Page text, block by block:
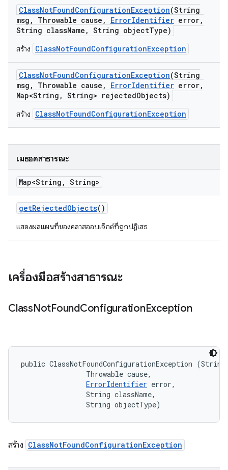
ClassNotFoundConfigurationException(String
msg , Throwable cause , ErrorIdentifier error,
String className , String objectType)
สร้าง ClassNotFoundConfigurationException
ClassNotFoundConfigurationException(String
msg , Throwable cause , ErrorIdentifier error,
Map<String , String> rejectedObjects)
สร้าง ClassNotFoundConfigurationException
เมธอดสาธารณะ
Map<String , String>
getRejectedObjects()
แสดงผลแผนที่ของคลาสออบเจ็กต์ที่ถูกปฏิเสธ
เครื่องมือสร้างสาธารณะ
ClassNotFoundConfigurationException
public ClassNotFoundConfigurationException
                Throwable cause,
ErrorIdentifier error,
                String className,
                String objectType)
สร้าง ClassNotFoundConfigurationException